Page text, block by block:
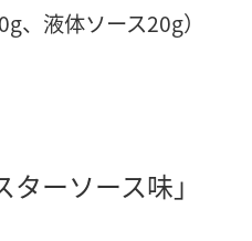
、液体ソース20g）
ーソース味」